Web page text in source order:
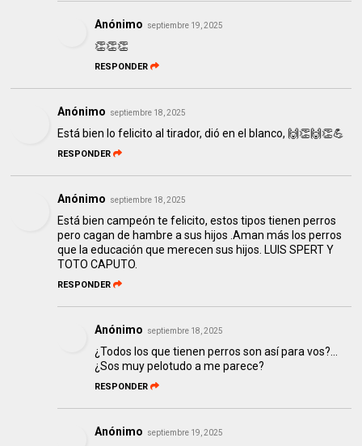
Anónimo septiembre 19, 2025
👏👏👏
RESPONDER
Anónimo septiembre 18, 2025
Está bien lo felicito al tirador, dió en el blanco, 🙌👏🙌👏💪
RESPONDER
Anónimo septiembre 18, 2025
Está bien campeón te felicito, estos tipos tienen perros
pero cagan de hambre a sus hijos .Aman más los perros
que la educación que merecen sus hijos. LUIS SPERT Y
TOTO CAPUTO.
RESPONDER
Anónimo septiembre 18, 2025
¿Todos los que tienen perros son así para vos?...
¿Sos muy pelotudo a me parece?
RESPONDER
Anónimo septiembre 19, 2025